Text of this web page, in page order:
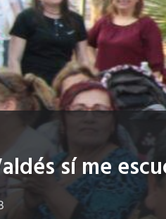
sí me